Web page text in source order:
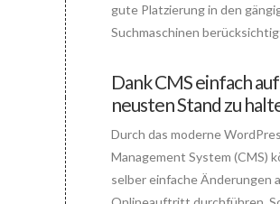
gute Platzierung in den
Suchmaschinen
Dank CMS einfach
neusten Stand zu
Durch das moderne
Management System (CMS)
selber einfache Änderungen